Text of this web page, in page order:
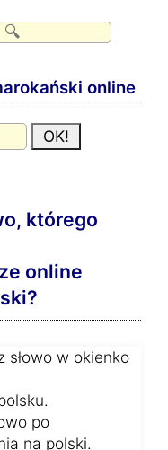
online
którego
online
słowo w okienko
po
na polski.